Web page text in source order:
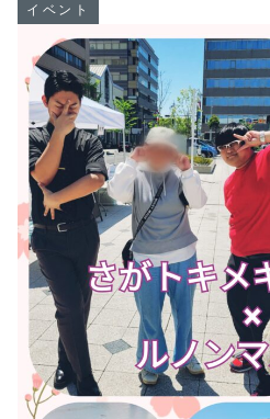
イベント